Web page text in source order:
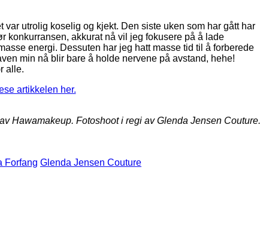
var utrolig koselig og kjekt. Den siste uken som har gått har
konkurransen, akkurat nå vil jeg fokusere på å lade
energi. Dessuten har jeg hatt masse tid til å forberede
min nå blir bare å holde nervene på avstand, hehe!
alle.
artikkelen her.
Hawamakeup. Fotoshoot i regi av Glenda Jensen Couture.
Forfang Glenda Jensen Couture